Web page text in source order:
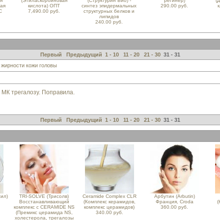
кислота) ОПТ
7,490.00 руб.
синтез эпидермальных
структурных белков и
липидов
240.00 руб.
290.00 руб.
Первый Предыдущий 1 - 10 11 - 20 21 - 30 31 - 31
кожи головы
МК трегалозу. Поправила.
Первый Предыдущий 1 - 10 11 - 20 21 - 30 31 - 31
TRI-SOLVE (Трисолв)
Восстанавливающий
комплекс с CERAMIDE NS
(Премикс церамида NS,
холестерола, трегалозы
Ceramide Complex CLR
(Комплекс керамидов,
комплекс церамидов)
340.00 руб.
Арбутин (Arbutin)
Франция, Croda
360.00 руб.